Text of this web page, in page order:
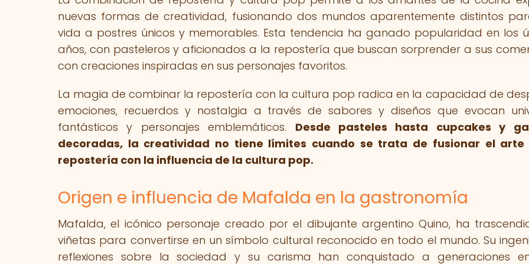
nuevas formas de creatividad, fusionando dos mundos aparentemente distintos
vida a postres únicos y memorables. Esta tendencia ha ganado popularidad en los
años, con pasteleros y aficionados a la repostería que buscan sorprender a sus
con creaciones inspiradas en sus personajes favoritos.
La magia de combinar la repostería con la cultura pop radica en la capacidad de
emociones, recuerdos y nostalgia a través de sabores y diseños que evocan
fantásticos y personajes emblemáticos. Desde pasteles hasta cupcakes y
decoradas, la creatividad no tiene límites cuando se trata de fusionar el
repostería con la influencia de la cultura pop.
Origen e influencia de Mafalda en la gastronomía
Mafalda, el icónico personaje creado por el dibujante argentino Quino, ha
viñetas para convertirse en un símbolo cultural reconocido en todo el mundo. Su
reflexiones sobre la sociedad y su carisma han conquistado a generaciones